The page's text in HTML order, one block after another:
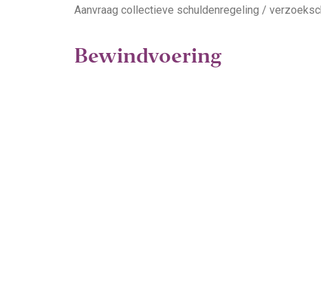
Aanvraag collectieve schuldenregeling /
Bewindvoering